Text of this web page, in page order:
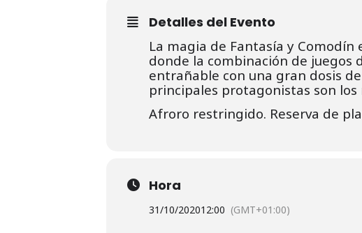
Detalles del Evento
La magia de Fantasía y
donde la combinación de juegos
entrañable con una gran dosis
principales protagonistas son
Afroro restringido. Reserva de
Hora
31/10/202012:00 (GMT+01:00)